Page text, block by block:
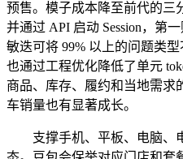
预售。模子成本降至前代的三
并通过 API 启动 Session，第
敏迭可将 99% 以上的问题类
也通过工程优化降低了单元
商品、库存、履约和当地需求
车销量也有显著成长。
支撑手机、平板、电脑、